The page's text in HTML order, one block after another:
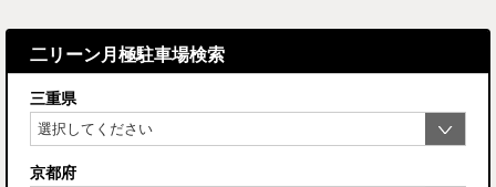
二リーン月極駐車場検索
三重県
京都府